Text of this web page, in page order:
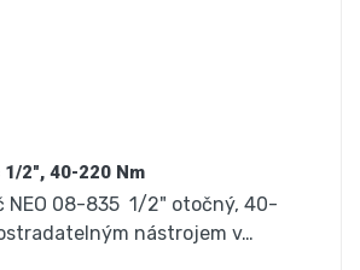
2", 40-220 Nm
NEO 08-835 1/2" otočný, 40-
nástrojem v…